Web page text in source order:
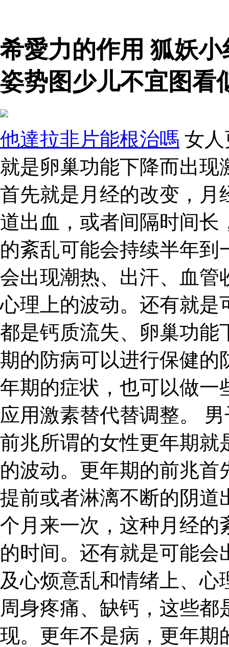
希愛力的作用 狐妖
姿势图少儿不宜图看
他達拉非片能根治嗎 女
就是卵巢功能下降而出现
首先就是月经的改变，月
道出血，或者间隔时间长
的紊乱可能会持续半年
会出现潮热、出汗、血管
心理上的波动。还有就是
都是钙质流失、卵巢功能
期的防病可以进行保健的
年期的症状，也可以做一
应用激素替代替调整。
前兆所谓的女性更年期就
的波动。更年期的前兆
提前或者淋漓不断的阴道
个月来一次，这种月经的
的时间。还有就是可能
及心烦意乱和情绪上、
周身疼痛、缺钙，这些
现。更年不是病，更年期